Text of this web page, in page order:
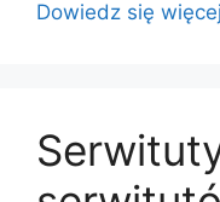
Dowiedz się więcej